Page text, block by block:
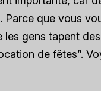
que vous
gens tapent
de fêtes”.